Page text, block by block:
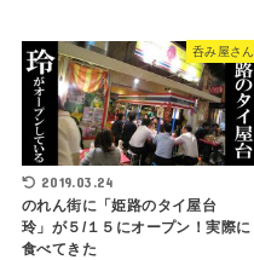
呑み屋さん
2019.03.24
のれん街に「姫路のタイ屋台
玲」が５/１５にオープン！実際に
食べてきた